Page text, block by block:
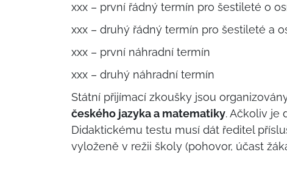
xxx – první řádný termín pro šestileté o
xxx – druhý řádný termín pro šestileté a
xxx – první náhradní termín
xxx – druhý náhradní termín
Státní přijímací zkoušky jsou
českého jazyka a matematiky. Ačkoliv je
Didaktickému testu musí dát ředitel
vyloženě v režii školy (pohovor, účast